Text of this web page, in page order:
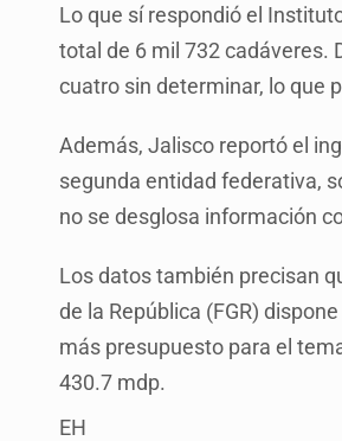
Lo que sí respondió el
total de 6 mil 732 cadáveres.
cuatro sin determinar, lo que
Además, Jalisco reportó el
segunda entidad federativa,
no se desglosa información
Los datos también precisan
de la República (FGR)
más presupuesto para el
430.7 mdp.
EH